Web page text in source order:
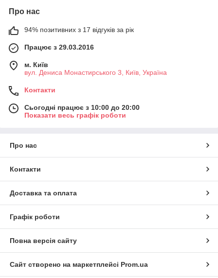
Про нас
94% позитивних з 17 відгуків за рік
Працює з 29.03.2016
м. Київ
вул. Дениса Монастирського 3, Київ, Україна
Контакти
Сьогодні працює з 10:00 до 20:00
Показати весь графік роботи
Про нас
Контакти
Доставка та оплата
Графік роботи
Повна версія сайту
Сайт створено на маркетплейсі Prom.ua